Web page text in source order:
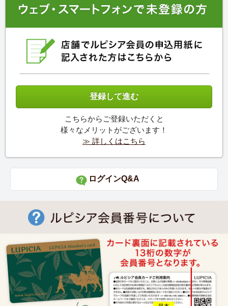
こちらからご登録いただくと
様々なメリットがございます！
≫ 詳しくはこちら